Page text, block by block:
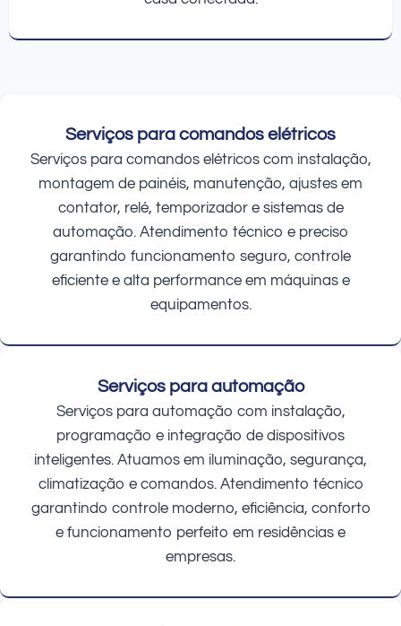
Serviços para comandos elétricos
Serviços para comandos elétricos com instalação,
montagem de painéis, manutenção, ajustes em
contator, relé, temporizador e sistemas de
automação. Atendimento técnico e preciso
garantindo funcionamento seguro, controle
eficiente e alta performance em máquinas e
equipamentos.
Serviços para automação
Serviços para automação com instalação,
programação e integração de dispositivos
inteligentes. Atuamos em iluminação, segurança,
climatização e comandos. Atendimento técnico
garantindo controle moderno, eficiência, conforto
e funcionamento perfeito em residências e
empresas.